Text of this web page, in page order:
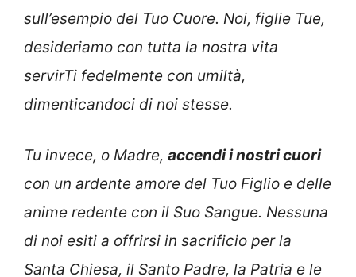
sull’esempio del Tuo Cuore. Noi, figlie Tue,
desideriamo con tutta la nostra vita
servirTi fedelmente con umiltà,
dimenticandoci di noi stesse.
Tu invece, o Madre, accendi i nostri cuori
con un ardente amore del Tuo Figlio e delle
anime redente con il Suo Sangue. Nessuna
di noi esiti a offrirsi in sacrificio per la
Santa Chiesa, il Santo Padre, la Patria e le